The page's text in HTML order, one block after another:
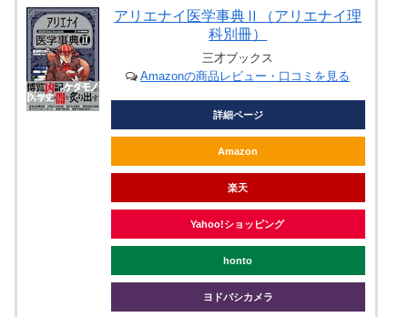
アリエナイ医学事典Ⅱ（アリエナイ理
科別冊）
三才ブックス
Amazonの商品レビュー・口コミを見る
詳細ページ
Amazon
楽天
Yahoo!ショッピング
honto
ヨドバシカメラ